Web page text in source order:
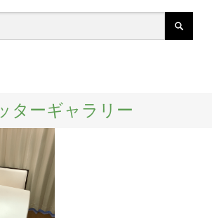
ターギャラリー